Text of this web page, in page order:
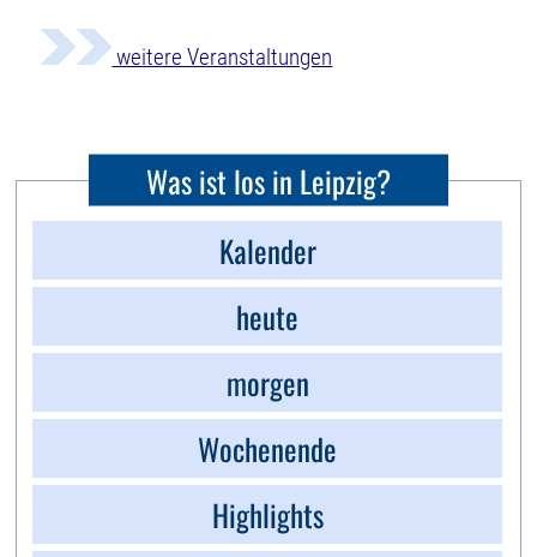
weitere Veranstaltungen
Was ist los in Leipzig?
Kalender
heute
morgen
Wochenende
Highlights